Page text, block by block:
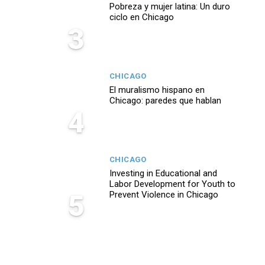
3
Pobreza y mujer latina: Un duro
ciclo en Chicago
4
CHICAGO
El muralismo hispano en
Chicago: paredes que hablan
5
CHICAGO
Investing in Educational and
Labor Development for Youth to
Prevent Violence in Chicago